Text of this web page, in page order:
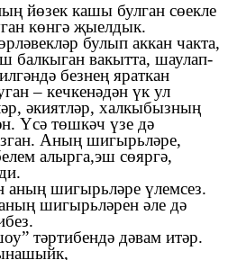
йөзек кашы булган сөекле
көнгә җыелдык.
булып аккан чакта,
балкыган вакытта, шаулап-
безнең яраткан
– кечкенәдән үк ул
әкиятләр, халкыбызның
Үсә төшкәч үзе дә
Аның шигырьләре,
алырга,эш сөяргә,
аның шигырьләре үлемсез.
шигырьләрен әле дә
тәртибендә дәвам итәр.